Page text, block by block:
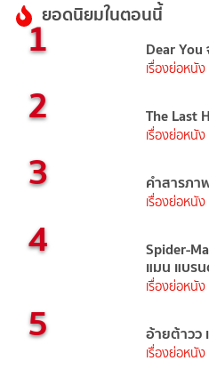
ยอดนิยมในตอนนี้
1 Dear
เรื่องย่อหนัง
2 The Last
เรื่องย่อหนัง
3 คำสารภ
เรื่องย่อหนัง
4 Spider-
แมน แบร
เรื่องย่อหนัง
5 อ้ายต้าวว
เรื่องย่อหนัง